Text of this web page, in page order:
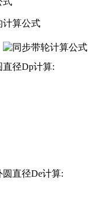
计算公式
直径Dp计算:
直径De计算: